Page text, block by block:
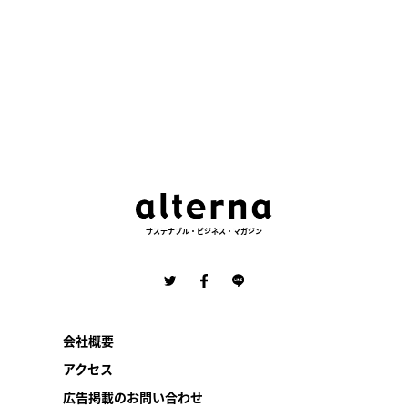
サステナブル・ビジネス・マガジン
会社概要
アクセス
広告掲載のお問い合わせ